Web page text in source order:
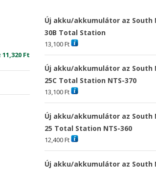
Original
11,320 Ft Current
price
11,320 Ft
Új akku/akkumulátor az South
30B Total Station
13,100Ft
Új akku/akkumulátor az South
25C Total Station NTS-370
13,100Ft
Új akku/akkumulátor az South
25 Total Station NTS-360
12,400Ft
Új akku/akkumulátor az South